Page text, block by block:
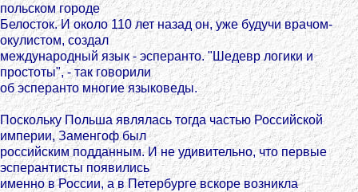
польском городе
Белосток. И около 110 лет назад он, уже будучи врачом-
окулистом, создал
международный язык - эсперанто. "Шедевр логики и
простоты", - так говорили
об эсперанто многие языковеды.
Поскольку Польша являлась тогда частью Российской
империи, Заменгоф был
российским подданным. И не удивительно, что первые
эсперантисты появились
именно в России, а в Петербурге вскоре возникла